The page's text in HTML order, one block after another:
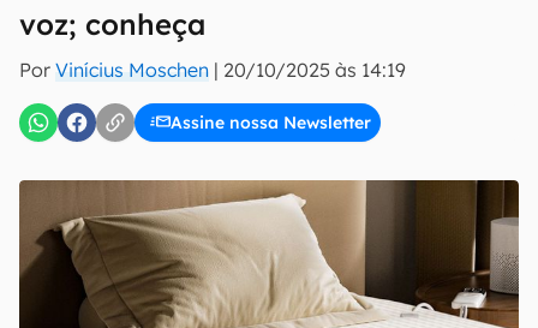
voz; conheça
Por Vinícius Moschen | 20/10/2025 às 14:19
Assine nossa Newsletter
inscreva-se
Uso e Política de Privacidade do Canaltech.